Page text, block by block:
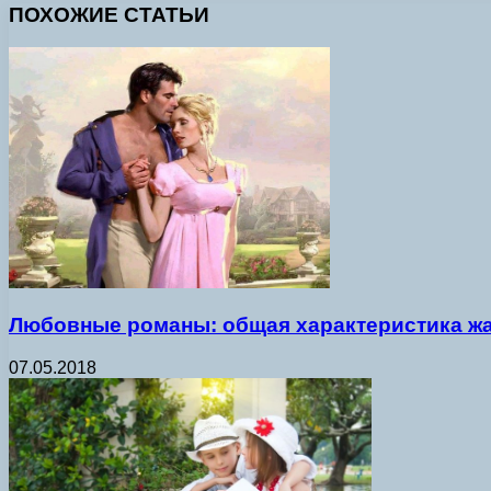
ПОХОЖИЕ СТАТЬИ
Любовные романы: общая характеристика
07.05.2018